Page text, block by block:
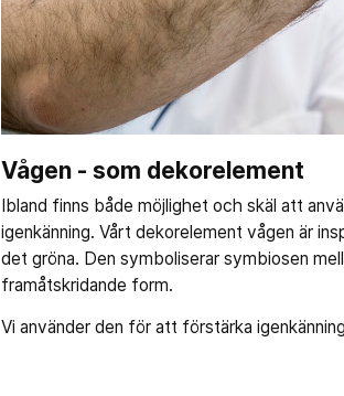
Vågen - som dekorelement
Ibland finns både möjlighet och skäl att
igenkänning. Vårt dekorelement vågen är
det gröna. Den symboliserar symbiosen
framåtskridande form.
Vi använder den för att förstärka